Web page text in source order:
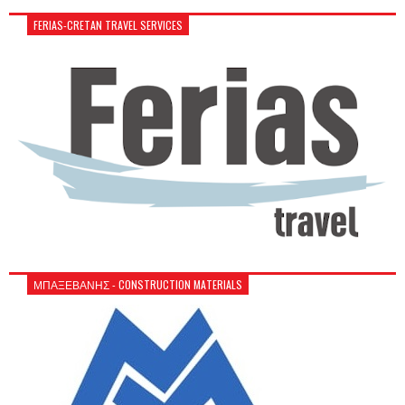
FERIAS-CRETAN TRAVEL SERVICES
ΜΠΑΞΕΒΑΝΗΣ - CONSTRUCTION MATERIALS